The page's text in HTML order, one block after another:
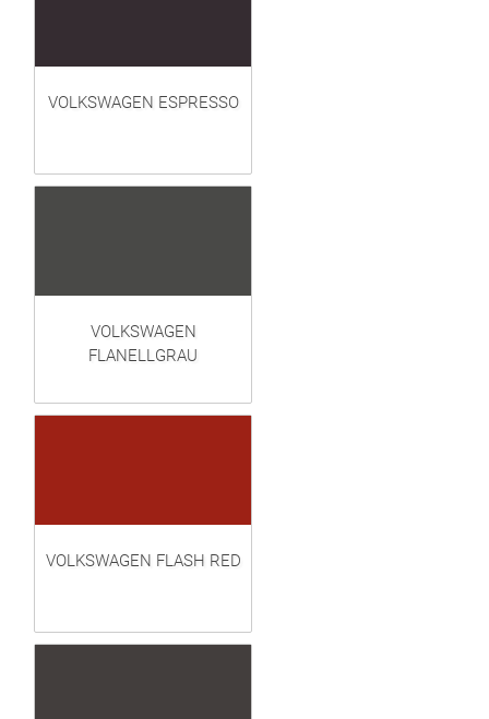
VOLKSWAGEN ESPRESSO
VOLKSWAGEN
FLANELLGRAU
VOLKSWAGEN FLASH RED